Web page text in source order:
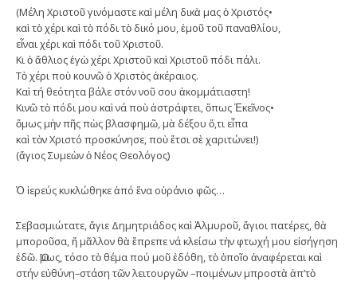
(Μέλη Χριστοῦ γινόμαστε καὶ μέλη δικὰ μας ὁ Χριστός•
καὶ τὸ χέρι καὶ τὸ πόδι τὸ δικό μου, ἐμοῦ τοῦ παναθλίου,
εἶναι χέρι καὶ πόδι τοῦ Χριστοῦ.
Κι ὁ ἄθλιος ἐγὼ χέρι Χριστοῦ καὶ Χριστοῦ πόδι πάλι.
Τὸ χέρι ποὺ κουνῶ ὁ Χριστὸς ἀκέραιος.
Καὶ τή θεότητα βάλε στόν νοῦ σου ἀκομμάτιαστη!
Κινῶ τὸ πόδι μου καὶ νά ποὺ ἀστράφτει, ὅπως Ἐκεῖνος•
ὅμως μὴν πῆς πὼς βλασφημῶ, μὰ δέξου ὅ,τι εἶπα
καὶ τὸν Χριστό προσκύνησε, ποὺ ἔτσι σὲ χαριτώνει!)
(ἅγιος Συμεὼν ὁ Νέος Θεολόγος)
Ὁ ἱερεύς κυκλώθηκε ἀπό ἕνα οὐράνιο φῶς…
Σεβασμιώτατε, ἅγιε Δημητριάδος καὶ Ἁλμυροῦ, ἅγιοι πατέρες, θὰ
μποροῦσα, ἤ μᾶλλον θὰ ἔπρεπε νά κλείσω τὴν φτωχή μου εἰσήγηση
ἐδῶ. Ὅμως, τόσο τὸ θέμα πού μοῦ ἐδόθη, τὸ ὁποῖο ἀναφέρεται καὶ
στήν εὐθύνη–στάση τῶν λειτουργῶν –ποιμένων μπροστὰ ἀπ’τὸ